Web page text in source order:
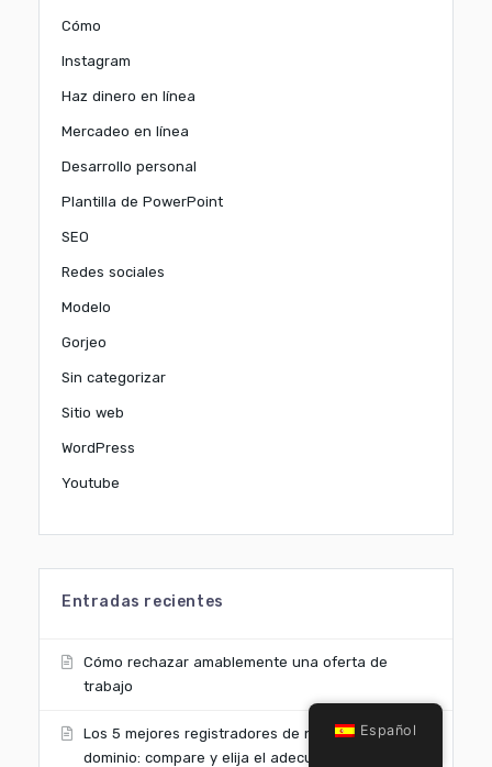
Cómo
Instagram
Haz dinero en línea
Mercadeo en línea
Desarrollo personal
Plantilla de PowerPoint
SEO
Redes sociales
Modelo
Gorjeo
Sin categorizar
Sitio web
WordPress
Youtube
Entradas recientes
Cómo rechazar amablemente una oferta de
trabajo
Los 5 mejores registradores de nombres de
dominio: compare y elija el adecuado para usted
Español